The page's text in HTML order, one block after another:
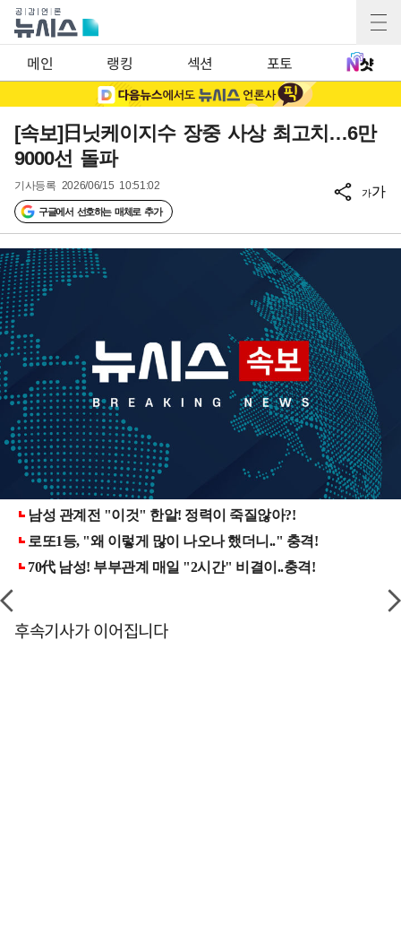
메인 랭킹 섹션 포토
[속보]日닛케이지수 장중 사상 최고치…6만
9000선 돌파
기사등록 2026/06/15 10:51:02
구글에서 선호하는 매체로 추가
가가
후속기사가 이어집니다